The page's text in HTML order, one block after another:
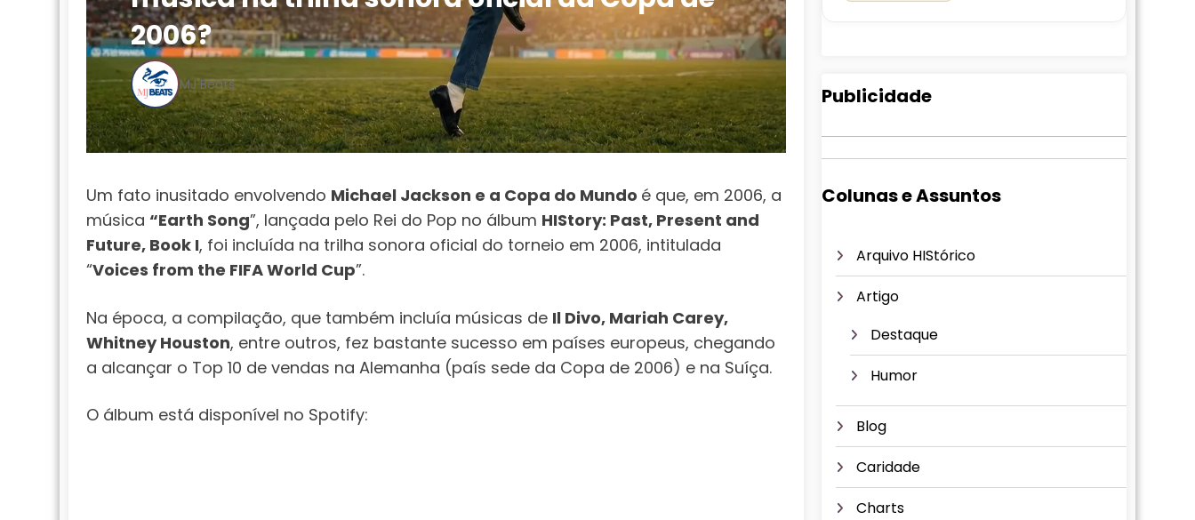
2006?
MJ Beats
Um fato inusitado envolvendo Michael Jackson e a Copa do Mundo é que, em 2006, a
música “Earth Song”, lançada pelo Rei do Pop no álbum HIStory: Past, Present and
Future, Book I, foi incluída na trilha sonora oficial do torneio em 2006, intitulada
“Voices from the FIFA World Cup”.
Na época, a compilação, que também incluía músicas de Il Divo, Mariah Carey,
Whitney Houston, entre outros, fez bastante sucesso em países europeus, chegando
a alcançar o Top 10 de vendas na Alemanha (país sede da Copa de 2006) e na Suíça.
O álbum está disponível no Spotify:
Publicidade
Colunas e Assuntos
Arquivo HIStórico
Artigo
Destaque
Humor
Blog
Caridade
Charts